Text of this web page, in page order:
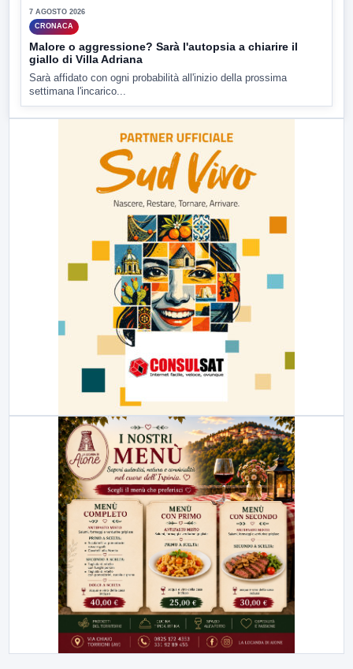
7 AGOSTO 2026
CRONACA
Malore o aggressione? Sarà l'autopsia a chiarire il
giallo di Villa Adriana
Sarà affidato con ogni probabilità all'inizio della prossima
settimana l'incarico...